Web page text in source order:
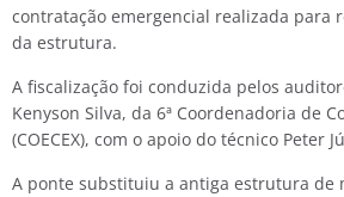
contratação emergencial realizada para
da estrutura.
A fiscalização foi conduzida pelos
Kenyson Silva, da 6ª Coordenadoria de
(COECEX), com o apoio do técnico Peter
A ponte substituiu a antiga estrutura de